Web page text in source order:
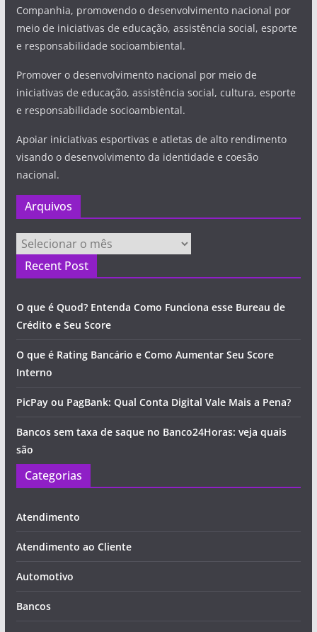
Companhia, promovendo o desenvolvimento nacional por
meio de iniciativas de educação, assistência social, esporte
e responsabilidade socioambiental.
Promover o desenvolvimento nacional por meio de
iniciativas de educação, assistência social, cultura, esporte
e responsabilidade socioambiental.
Apoiar iniciativas esportivas e atletas de alto rendimento
visando o desenvolvimento da identidade e coesão
nacional.
Arquivos
Arquivos
Recent Post
O que é Quod? Entenda Como Funciona esse Bureau de
Crédito e Seu Score
O que é Rating Bancário e Como Aumentar Seu Score
Interno
PicPay ou PagBank: Qual Conta Digital Vale Mais a Pena?
Bancos sem taxa de saque no Banco24Horas: veja quais
são
Categorias
Atendimento
Atendimento ao Cliente
Automotivo
Bancos